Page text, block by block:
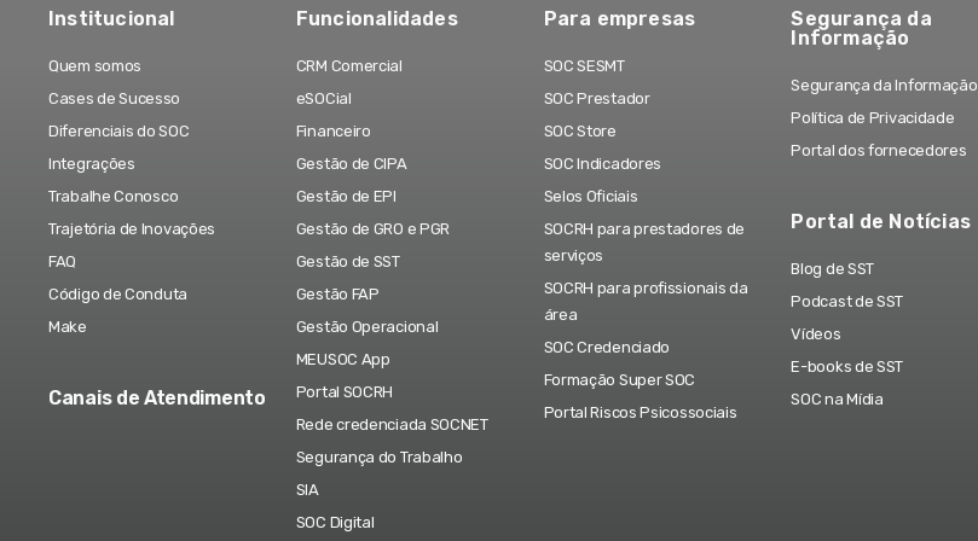
Institucional
Quem somos
Cases de Sucesso
Diferenciais do SOC
Integrações
Trabalhe Conosco
Trajetória de Inovações
FAQ
Código de Conduta
Make
Canais de Atendimento
Funcionalidades
CRM Comercial
eSOCial
Financeiro
Gestão de CIPA
Gestão de EPI
Gestão de GRO e PGR
Gestão de SST
Gestão FAP
Gestão Operacional
MEUSOC App
Portal SOCRH
Rede credenciada SOCNET
Segurança do Trabalho
SIA
SOC Digital
Para empresas
SOC SESMT
SOC Prestador
SOC Store
SOC Indicadores
Selos Oficiais
SOCRH para prestadores de
serviços
SOCRH para profissionais da
área
SOC Credenciado
Formação Super SOC
Portal Riscos Psicossociais
Segurança da
Informação
Segurança da Informação
Política de Privacidade
Portal dos fornecedores
Portal de Notícias
Blog de SST
Podcast de SST
Vídeos
E-books de SST
SOC na Mídia